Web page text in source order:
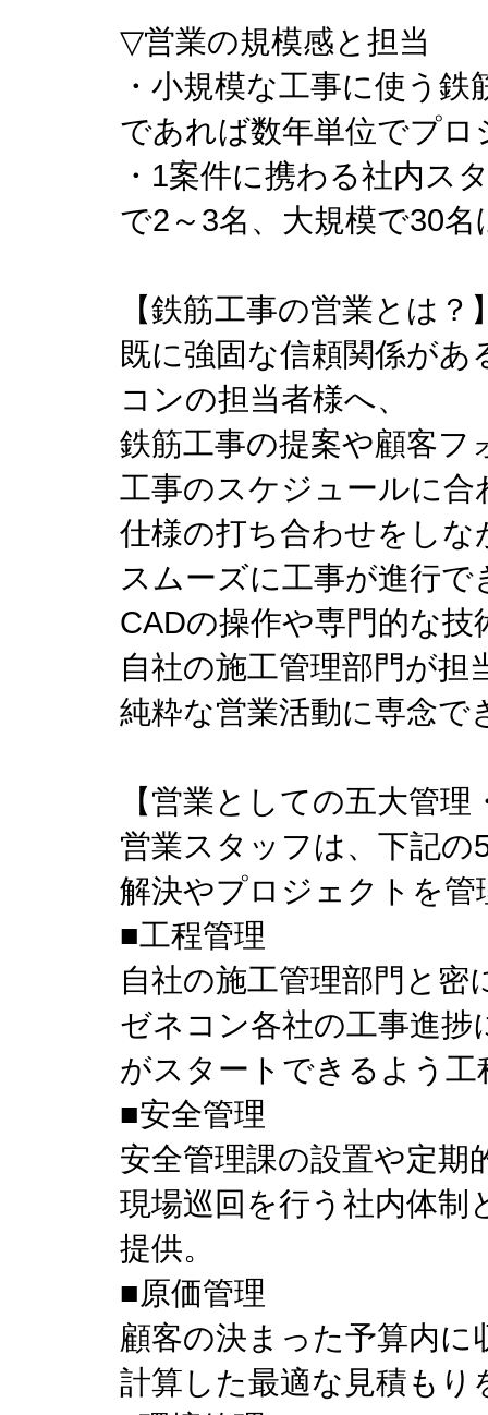
▽営業の規模感と担当
・小規模な工事に使う
であれば数年単位でプ
・1案件に携わる社内ス
で2～3名、大規模で30
【鉄筋工事の営業とは？
既に強固な信頼関係が
コンの担当者様へ、
鉄筋工事の提案や顧客フ
工事のスケジュールに
仕様の打ち合わせをしな
スムーズに工事が進行
CADの操作や専門的な
自社の施工管理部門が担
純粋な営業活動に専念で
【営業としての五大管
営業スタッフは、下記
解決やプロジェクトを
■工程管理
自社の施工管理部門と密
ゼネコン各社の工事進
がスタートできるよう工
■安全管理
安全管理課の設置や定期
現場巡回を行う社内体制
提供。
■原価管理
顧客の決まった予算内
計算した最適な見積もり